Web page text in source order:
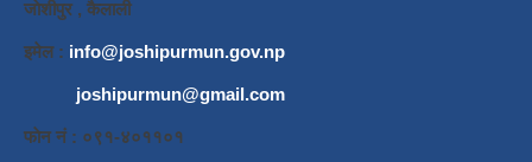
जाेशीपुर , कैलाली
इमेल : info@joshipurmun.gov.np
joshipurmun@gmail.com
फाेन नं : ०९१-४०११०१